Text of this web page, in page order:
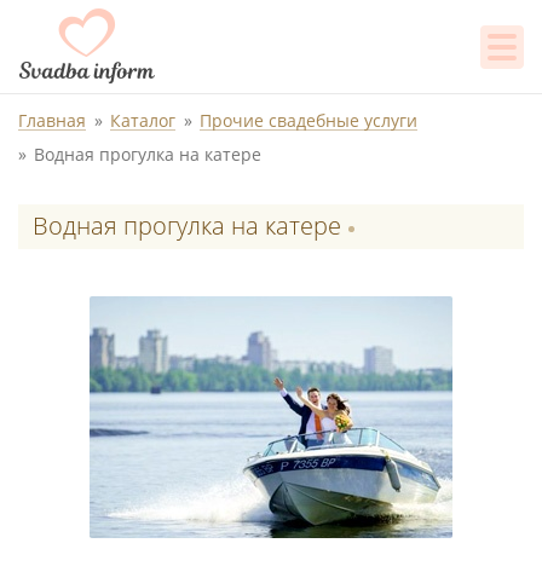
Главная Каталог
Прочие свадебные услуги
Водная прогулка на катере
Водная прогулка на катере